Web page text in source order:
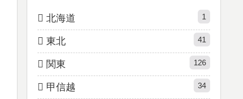
北海道 1
東北 41
関東 126
甲信越 34